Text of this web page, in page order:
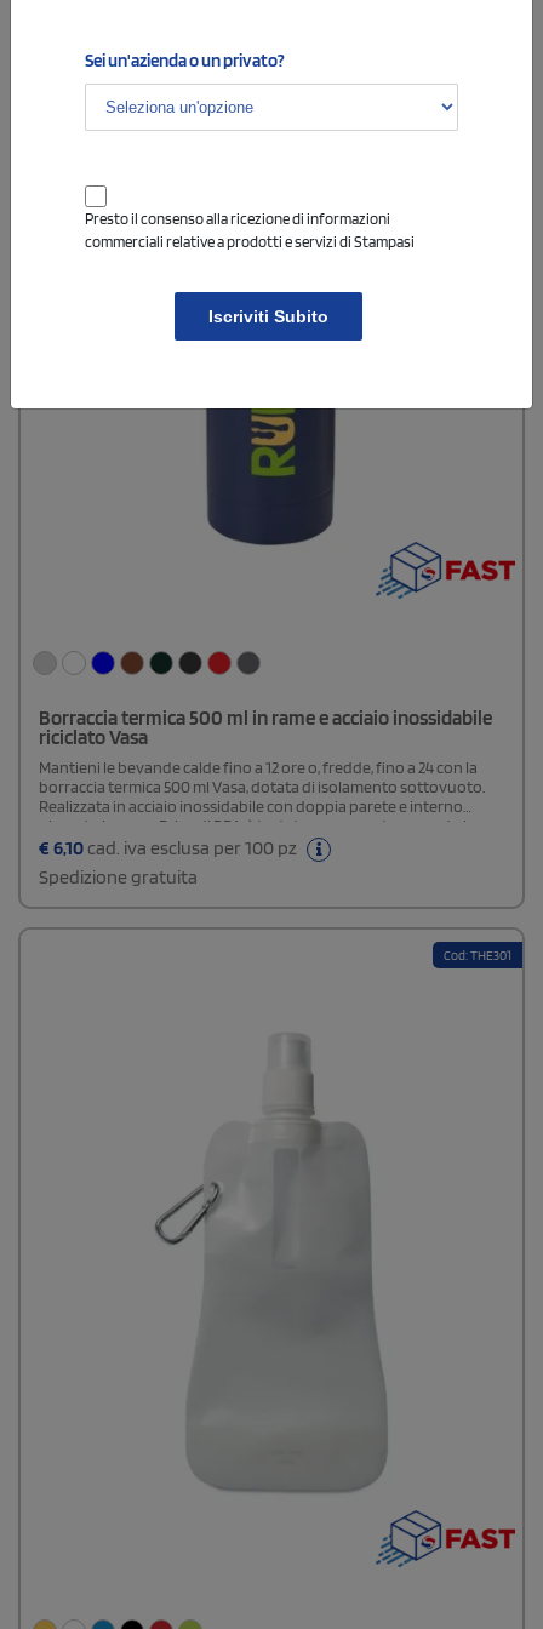
Borraccia termica 500 ml in rame e acciaio inossidabile
riciclato Vasa
Mantieni le bevande calde fino a 12 ore o, fredde, fino a 24 con la
borraccia termica 500 ml Vasa, dotata di isolamento sottovuoto.
Realizzata in acciaio inossidabile con doppia parete e interno
placcato in rame. Priva di BPA, è testata e approvata secondo la
legislazione tedesca sulla sicurezza alimentare (LFGB) e conforme
al regolamento REACH per il contenuto di ftalati. Viene fornita in
una confezione regalo realizzata con materiali responsabili e
sostenibili.
€ 6,10 cad. iva esclusa per 100 pz
Spedizione gratuita
Cod: THE301
Sei un'azienda o un privato?
Presto il consenso alla ricezione di informazioni
commerciali relative a prodotti e servizi di Stampasi
Iscriviti Subito